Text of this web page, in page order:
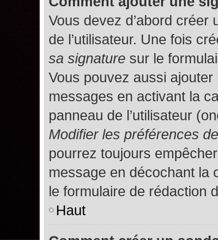
Vous devez d’abord
de l’utilisateur. Une fois
sa signature sur le
Vous pouvez aussi
messages en activant la
panneau de l’utilisateur
Modifier les préférences
pourrez toujours
message en décochant la
le formulaire de rédaction
Haut